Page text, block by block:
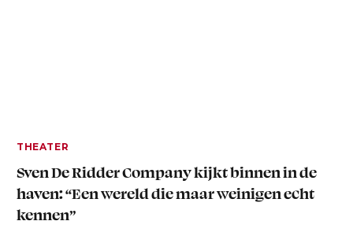
THEATER
Sven De Ridder Company kijkt binnen in de
haven: “Een wereld die maar weinigen echt
kennen”